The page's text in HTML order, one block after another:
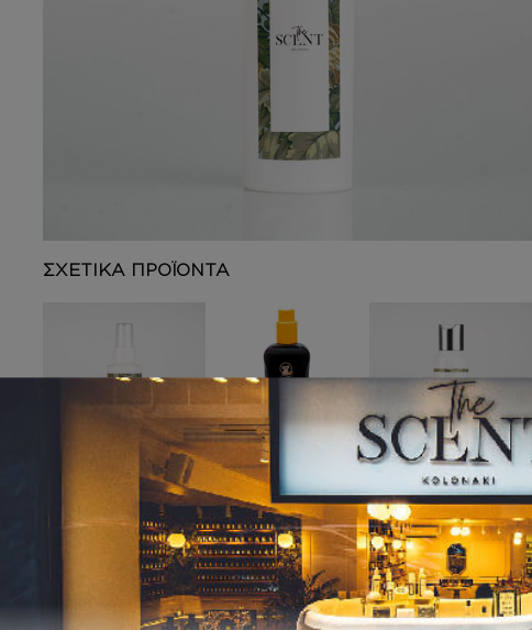
ΣΧΕΤΙΚΑ ΠΡΟΪΟΝΤΑ
BODY MIST
Inspired by
ESCENTRIC 02
12,00€
ΑΝΤΗΛΙΑΚΑ
Αντηλιακό λάδι με
SPF 15 237ml –
Australian Gold
ΚΡΕΜΕΣ ΣΩΜΑΤ
ΟΣ
Inspired by
ESCENTRIC 02